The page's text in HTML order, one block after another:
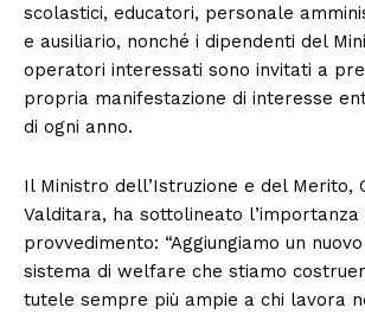
scolastici, educatori, personale
e ausiliario, nonché i dipendenti del
operatori interessati sono invitati a
propria manifestazione di interesse
di ogni anno.
Il Ministro dell’Istruzione e del Merito,
Valditara, ha sottolineato l’importanza
provvedimento: “Aggiungiamo un
sistema di welfare che stiamo
tutele sempre più ampie a chi lavora